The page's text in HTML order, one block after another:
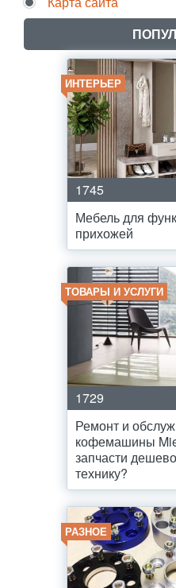
ИНТЕРЬЕР
1745
Мебель для
прихожей
ТОВАРЫ И УСЛУГИ
1729
Ремонт и
кофемашины
запчасти
технику?
РАЗНОЕ